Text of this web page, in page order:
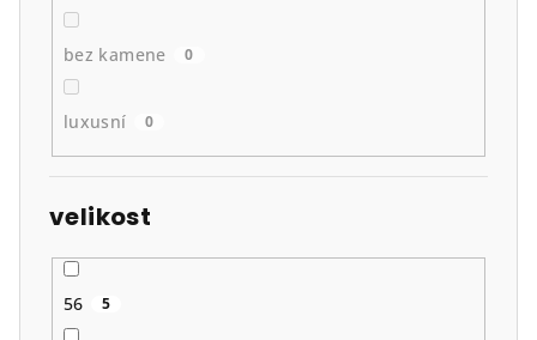
bez kamene 0
luxusní 0
velikost
56 5